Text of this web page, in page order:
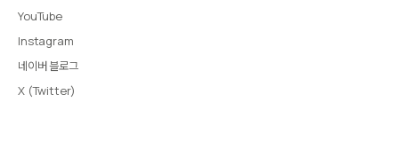
YouTube
Instagram
네이버 블로그
X (Twitter)